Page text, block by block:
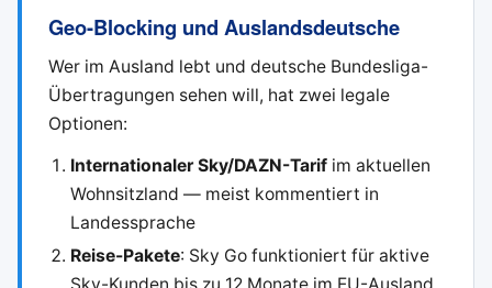
Geo-Blocking und Auslandsdeutsche
Wer im Ausland lebt und deutsche Bundesliga-
Übertragungen sehen will, hat zwei legale
Optionen:
Internationaler Sky/DAZN-Tarif im aktuellen
Wohnsitzland — meist kommentiert in
Landessprache
Reise-Pakete: Sky Go funktioniert für aktive
Sky-Kunden bis zu 12 Monate im EU-Ausland